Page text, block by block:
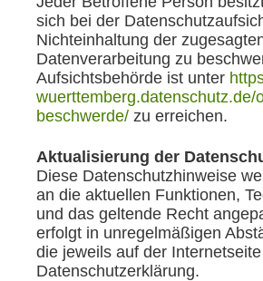
sich bei der
Nichteinhaltung der
Datenverarbeitung zu
Aufsichtsbehörde ist unter
wuerttemberg.datenschutz.de/
beschwerde/ zu erreichen.
Aktualisierung der
Diese Datenschutzhinweise
an die aktuellen Funktionen,
und das geltende Recht
erfolgt in unregelmäßigen
die jeweils auf der
Datenschutzerklärung.